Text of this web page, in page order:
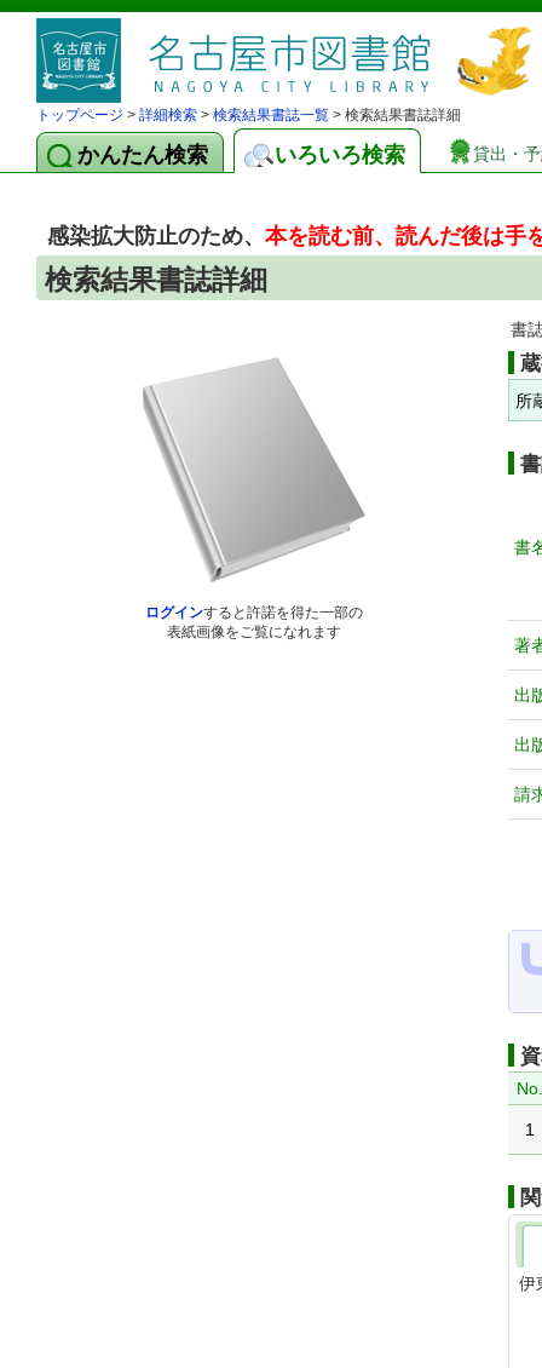
トップページ > 詳細検索 > 検索結果書誌一覧 > 検索結果書誌詳細
かんたん検索 いろいろ検索 貸出・
感染拡大防止のため、本を読む前、読んだ後は手
検索結果書誌詳細
ログインすると許諾を得た一部の
表紙画像をご覧になれます
書
所
書
著
出
出
請
No.
1
伊